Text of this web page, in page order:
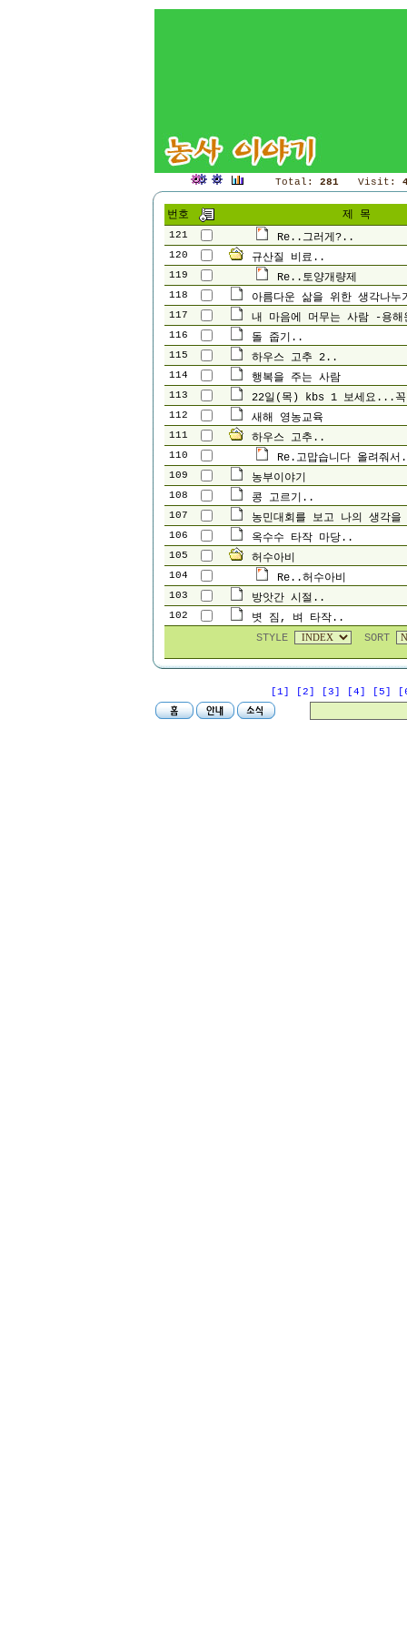
Total: 281 Visit:
번호 제 목
121 Re..그러게?..
120 규산질 비료..
119 Re..토양개량제
118 아름다운 삶을 위한 생각나누
117 내 마음에 머무는 사람 -용해
116 돌 줍기..
115 하우스 고추 2..
114 행복을 주는 사람
113 22일(목) kbs 1 보세요...꼭
112 새해 영농교육
111 하우스 고추..
110 Re.고맙습니다 올려줘서.
109 농부이야기
108 콩 고르기..
107 농민대회를 보고 나의 생각
106 옥수수 타작 마당..
105 허수아비
104 Re..허수아비
103 방앗간 시절..
102
볏 짐, 벼 타작..
STYLE
SORT
[1] [2] [3] [4] [5]